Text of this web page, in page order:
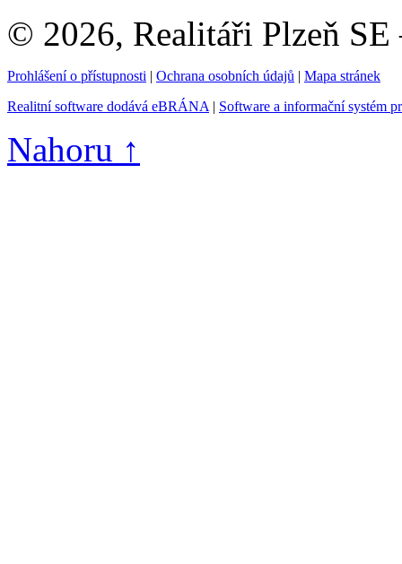
© 2026, Realitáři Plzeň SE
Prohlášení o přístupnosti | Ochrana osobních údajů | Mapa stránek
Realitní software dodává eBRÁNA | Software a informační systém
Nahoru ↑